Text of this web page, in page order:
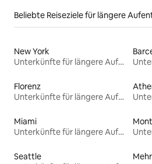
Beliebte Reiseziele für längere
New York
Unterkünfte für längere Aufenthalte
Florenz
Unterkünfte für längere Aufenthalte
Miami
Unterkünfte für längere Aufenthalte
Seattle